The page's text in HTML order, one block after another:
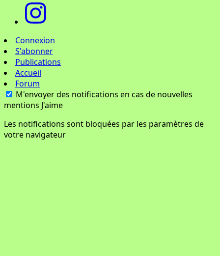
Connexion
S'abonner
Publications
Accueil
Forum
M'envoyer des notifications en cas de nouvelles
mentions J'aime
Les notifications sont bloquées par les paramètres de
votre navigateur